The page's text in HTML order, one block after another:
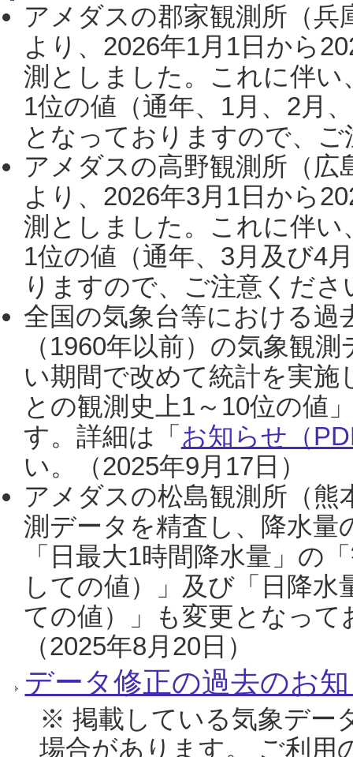
アメダスの郡家観測所（
より、2026年1月1日から
測としました。これに伴い
1位の値（通年、1月、2月
となっておりますので、
アメダスの高野観測所（
より、2026年3月1日から
測としました。これに伴い
1位の値（通年、3月及び4
りますので、ご注意くだ
全国の気象台等における過
（1960年以前）の気象観
い期間で改めて統計を実
との観測史上1～10位の値
す。詳細は「 お知らせ（
い。（2025年9月17日）
アメダスの松島観測所（熊
測データを精査し、降水
「日最大1時間降水量」の
しての値）」及び「日降
ての値）」も変更となっ
（2025年8月20日）
データ修正の過去のお
※ 掲載している気象デー
場合があります。 ご利用